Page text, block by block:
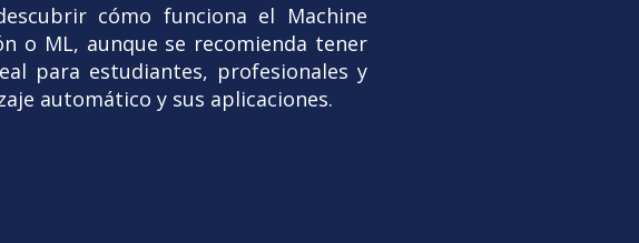
cómo funciona el Machine
o ML, aunque se recomienda tener
para estudiantes, profesionales y
automático y sus aplicaciones.